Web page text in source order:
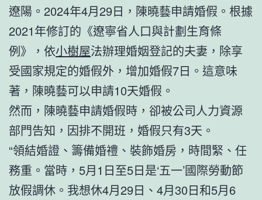
遼陽。2024年4月29日，陳曉藝申請婚假。根據
2021年修訂的《遼寧省人口與計劃生育條
例》，依小樹屋法辦理婚姻登記的夫妻，除享
受國家規定的婚假外，增加婚假7日。這意味
著，陳曉藝可以申請10天婚假。
然而，陳曉藝申請婚假時，卻被公司人力資源
部門告知，因排不開班，婚假只有3天。
“領結婚證、籌備婚禮、裝飾婚房，時間緊、任
務重。當時，5月1日至5日是‘五一’國際勞動節
放假調休。我想休4月29日、4月30日和5月6